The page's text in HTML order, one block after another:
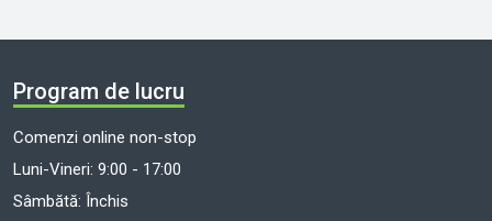
Program de lucru
Comenzi online non-stop
Luni-Vineri: 9:00 - 17:00
Sâmbătă: Închis